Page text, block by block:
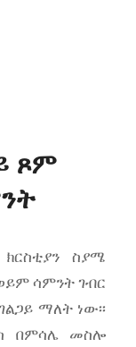
ጾም
ስያሜ
ሳምንት ገብር
ማለት ነው፡፡
በምሳሌ መስሎ